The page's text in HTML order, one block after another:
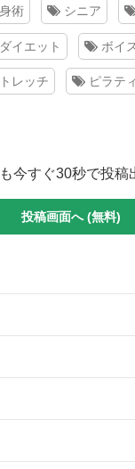
術 シニア
ダイエット ボイ
レッチ ピラテ
今すぐ30秒で投稿
投稿画面へ (無料)